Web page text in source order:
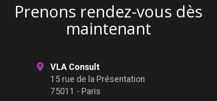
Prenons rendez-vous dès
maintenant
VLA Consult
15 rue de la Présentation
75011 - Paris